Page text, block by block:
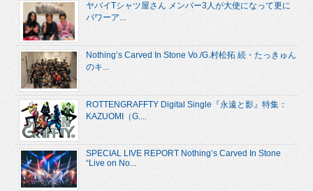
ヤバイTシャツ屋さん メンバー3人が大使になって更に
パワーア...
Nothing’s Carved In Stone Vo./G.村松拓 続・たっきゅん
のキ...
ROTTENGRAFFTY Digital Single『永遠と影』特集：
KAZUOMI（G....
SPECIAL LIVE REPORT Nothing’s Carved In Stone
“Live on No...